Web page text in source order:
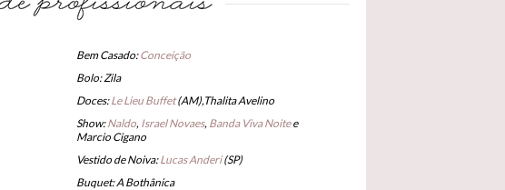
Bem Casado:Conceição
Bolo: Zila
Doces:Le Lieu Buffet(AM),Thalita Avelino
Show:Naldo, Israel Novaes, Banda Viva Noitee
Marcio Cigano
Vestido de Noiva:Lucas Anderi(SP)
Buquet: A Bothânica